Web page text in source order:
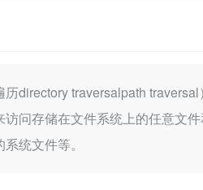
directory traversalpath
问存储在文件系统上的任意文
统文件等。